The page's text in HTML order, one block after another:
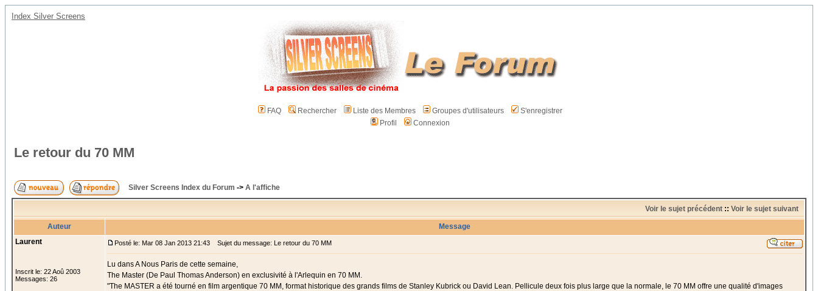
Index Silver Screens
FAQ Rechercher Liste des Membres Groupes d'utilisateurs
S'enregistrer
Profil
Connexion
Le retour du 70 MM
Silver Screens Index du Forum -> A l'affiche
Voir le sujet précédent :: Voir le sujet suivant
Auteur
Message
Laurent
Inscrit le: 22 Aoû 2003
Messages: 26
Posté le: Mar 08 Jan 2013 21:43 Sujet du message: Le retour du 70 MM
Lu dans A Nous Paris de cette semaine,
The Master (De Paul Thomas Anderson) en exclusivité à l'Arlequin en 70 MM.
"The MASTER a été tourné en film argentique 70 MM, format historique des grands films de Stanley Kubrick ou David Lean. Pellicule deux fois plus large que la normale, le 70 MM offre une qualité d'images